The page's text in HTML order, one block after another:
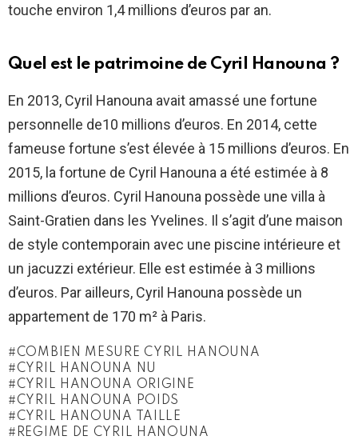
touche environ 1,4 millions d’euros par an.
Quel est le patrimoine de Cyril Hanouna ?
En 2013, Cyril Hanouna avait amassé une fortune
personnelle de10 millions d’euros. En 2014, cette
fameuse fortune s’est élevée à 15 millions d’euros. En
2015, la fortune de Cyril Hanouna a été estimée à 8
millions d’euros. Cyril Hanouna possède une villa à
Saint-Gratien dans les Yvelines. Il s’agit d’une maison
de style contemporain avec une piscine intérieure et
un jacuzzi extérieur. Elle est estimée à 3 millions
d’euros. Par ailleurs, Cyril Hanouna possède un
appartement de 170 m² à Paris.
COMBIEN MESURE CYRIL HANOUNA
CYRIL HANOUNA NU
CYRIL HANOUNA ORIGINE
CYRIL HANOUNA POIDS
CYRIL HANOUNA TAILLE
REGIME DE CYRIL HANOUNA